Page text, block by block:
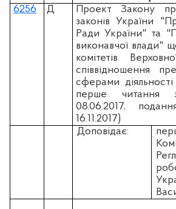
6256
Д
Проект Закону
законів України
Ради України" та
виконавчої влади"
комітетів
співвідношення
сферами
перше читання
08.06.2017,
16.11.2017)
Доповідає: